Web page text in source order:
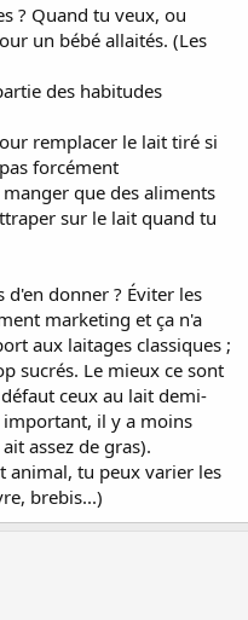
? Quand tu veux, ou
un bébé allaités. (Les
des habitudes
remplacer le lait tiré si
forcément
que des aliments
sur le lait quand tu
d'en donner ? Éviter les
marketing et ça n'a
aux laitages classiques ;
sucrés. Le mieux ce sont
ceux au lait demi-
il y a moins
assez de gras).
animal, tu peux varier les
brebis...)